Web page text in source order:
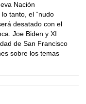
Nación
tanto, el “nudo
desatado con el
Joe Biden y XI
de San Francisco
sobre los temas